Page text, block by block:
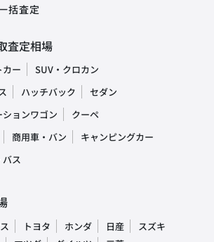
括査定
査定相場
カー
SUV・クロカン
ハッチバック
セダン
ションワゴン
クーペ
商用車・バン
キャンピングカー
バス
トヨタ ホンダ 日産
スズキ